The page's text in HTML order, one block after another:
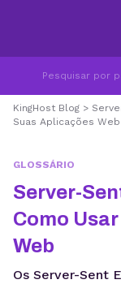
KingHost Blog >
Suas Aplicações Web
GLOSSÁRIO
Server-
Como
Web
Os Server-Sent